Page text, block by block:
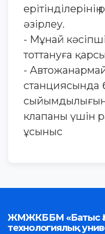
ерiтiндiлерiнiң
әзiрлеу.
- Мұнай
тоттануға
-
станциясында
клапаны үшін
ұсыныс
ЖМЖКББМ «Батыс
технологиялық